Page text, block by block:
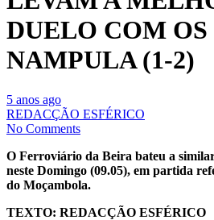
DUELO COM OS
NAMPULA (1-2)
5 anos ago
REDACÇÃO ESFÉRICO
No Comments
O Ferroviário da Beira bateu a
neste Domingo (09.05), em partida
do Moçambola.
TEXTO: REDACÇÃO ESFÉRICO